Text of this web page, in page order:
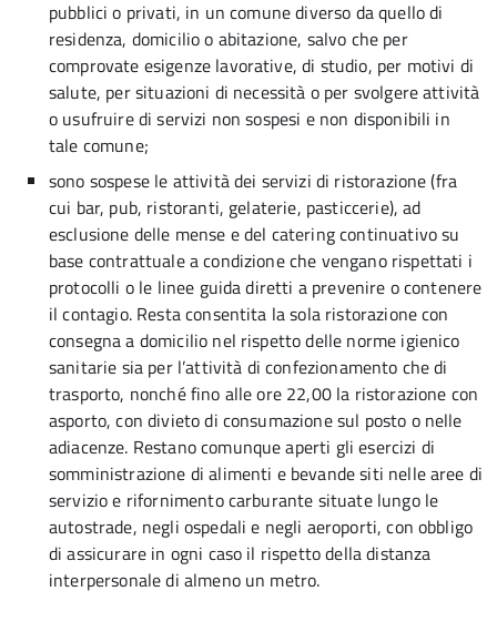
pubblici o privati, in un comune diverso da quello di
residenza, domicilio o abitazione, salvo che per
comprovate esigenze lavorative, di studio, per motivi di
salute, per situazioni di necessità o per svolgere attività
o usufruire di servizi non sospesi e non disponibili in
tale comune;
sono sospese le attività dei servizi di ristorazione (fra
cui bar, pub, ristoranti, gelaterie, pasticcerie), ad
esclusione delle mense e del catering continuativo su
base contrattuale a condizione che vengano rispettati i
protocolli o le linee guida diretti a prevenire o contenere
il contagio. Resta consentita la sola ristorazione con
consegna a domicilio nel rispetto delle norme igienico
sanitarie sia per l’attività di confezionamento che di
trasporto, nonché fino alle ore 22,00 la ristorazione con
asporto, con divieto di consumazione sul posto o nelle
adiacenze. Restano comunque aperti gli esercizi di
somministrazione di alimenti e bevande siti nelle aree di
servizio e rifornimento carburante situate lungo le
autostrade, negli ospedali e negli aeroporti, con obbligo
di assicurare in ogni caso il rispetto della distanza
interpersonale di almeno un metro.